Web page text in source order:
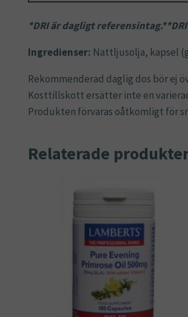
*DRI är dagligt
Ingredienser: Nattljusolja, kapsel
Rekommenderad daglig dos bör ej
Kosttillskott ersätter inte en
Produkten förvaras oåtkomligt för
Relaterade